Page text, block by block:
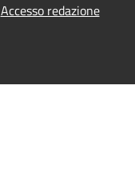
Accesso redazione